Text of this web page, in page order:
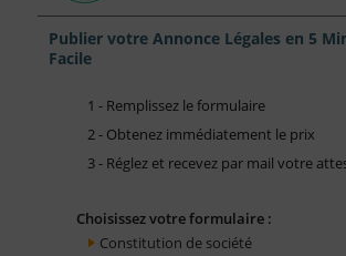
Publier votre Annonce Légales en 5
Facile
1 - Remplissez le formulaire
2 - Obtenez immédiatement le prix
3 - Réglez et recevez par mail votre
Choisissez votre formulaire :
Constitution de société